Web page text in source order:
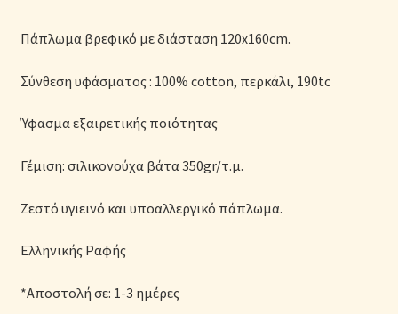
Παιδικά Λευκά Είδη
Παπλώματα για Ζεστασιά & Άνεση
Παπλωματοθήκες
Πικέ Κουβέρτες
Πάπλωμα βρεφικό με διάσταση 120x160cm.
Σύνθεση υφάσματος : 100% cotton, περκάλι, 190tc
Ύφασμα εξαιρετικής ποιότητας
Γέμιση: σιλικονούχα βάτα 350gr/τ.μ.
Ζεστό υγιεινό και υποαλλεργικό πάπλωμα.
Ελληνικής Ραφής
*Αποστολή σε: 1-3 ημέρες